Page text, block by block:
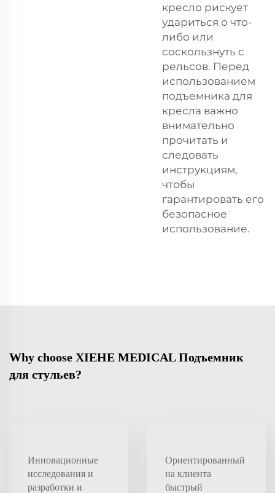
кресло рискует
удариться о что-
либо или
соскользнуть с
рельсов. Перед
использованием
подъемника для
кресла важно
внимательно
прочитать и
следовать
инструкциям,
чтобы
гарантировать его
безопасное
использование.
Why choose XIEHE MEDICAL Подъемник
для стульев?
Инновационные
исследования и
разработки и
Ориентированный
на клиента
быстрый